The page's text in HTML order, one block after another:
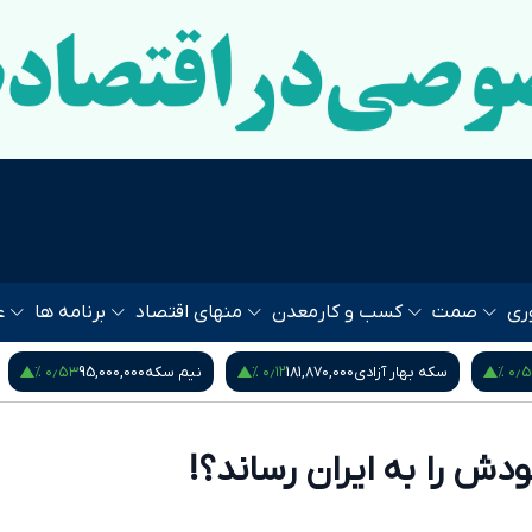
صمت کسب و کار معدن منهای اقتصاد برنامه ها
نیم سکه95,000,000۰٫۵۳ % ربع سکه53,000,000۰٫۹۵ % یورو
را به ایران رساند؟!